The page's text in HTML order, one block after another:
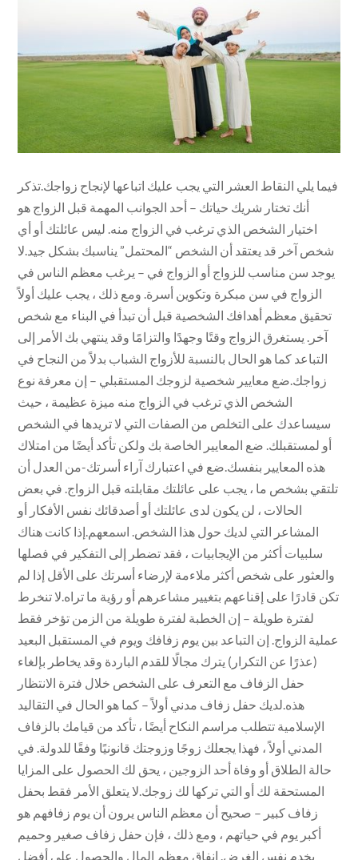
فيما يلي النقاط العشر التي يجب عليك اتباعها لإنجاح زواجك.تذكر
أنك تختار شريك حياتك – أحد الجوانب المهمة قبل الزواج هو
اختيار الشخص الذي ترغب في الزواج منه. ليس عائلتك أو أي
شخص آخر قد يعتقد أن الشخص “المحتمل” يناسبك بشكل جيد.لا
يوجد سن مناسب للزواج أو الزواج في – يرغب معظم الناس في
الزواج في سن مبكرة وتكوين أسرة. ومع ذلك ، يجب عليك أولاً
تحقيق معظم أهدافك الشخصية قبل أن تبدأ في البناء مع شخص
آخر. يستغرق الزواج وقتًا وجهدًا والتزامًا وقد ينتهي بك الأمر إلى
التباعد كما هو الحال بالنسبة للأزواج الشباب بدلاً من النجاح في
زواجك.ضع معايير شخصية لزوجك المستقبلي – إن معرفة نوع
الشخص الذي ترغب في الزواج منه ميزة عظيمة ، حيث
سيساعدك على التخلص من الصفات التي لا تريدها في الشخص
أو لمستقبلك. ضع المعايير الخاصة بك ولكن تأكد أيضًا من امتلاك
هذه المعايير بنفسك.ضع في اعتبارك آراء أسرتك-من العدل أن
تلتقي بشخص ما ، يجب على عائلتك مقابلته قبل الزواج. في بعض
الحالات ، لن يكون لدى عائلتك أو أصدقائك نفس الأفكار أو
المشاعر التي لديك حول هذا الشخص. اسمعهم.إذا كانت هناك
سلبيات أكثر من الإيجابيات ، فقد تضطر إلى التفكير في فصلها
والعثور على شخص أكثر ملاءمة لإرضاء أسرتك على الأقل إذا لم
تكن قادرًا على إقناعهم بتغيير مشاعرهم أو رؤية ما تراه.لا تنخرط
لفترة طويلة – إن الخطبة لفترة طويلة من الزمن تؤخر فقط
عملية الزواج. إن التباعد بين يوم زفافك ويوم في المستقبل البعيد
(عذرًا عن التكرار) يترك مجالًا للقدم الباردة وقد يخاطر بإلغاء
حفل الزفاف مع التعرف على الشخص خلال فترة الانتظار
هذه.لديك حفل زفاف مدني أولاً – كما هو الحال في التقاليد
الإسلامية تتطلب مراسم النكاح أيضًا ، تأكد من قيامك بالزفاف
المدني أولاً ، فهذا يجعلك زوجًا وزوجتك قانونيًا وفقًا للدولة. في
حالة الطلاق أو وفاة أحد الزوجين ، يحق لك الحصول على المزايا
المستحقة لك أو التي تركها لك زوجك.لا يتعلق الأمر فقط بحفل
زفاف كبير – صحيح أن معظم الناس يرون أن يوم زفافهم هو
أكبر يوم في حياتهم ، ومع ذلك ، فإن حفل زفاف صغير وحميم
يخدم نفس الغرض. إنفاق معظم المال والحصول على أفضل